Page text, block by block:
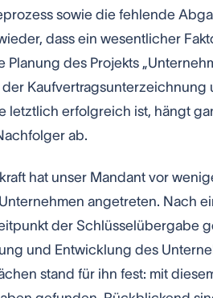
sowie die fehlende
dass ein wesentlicher
Planung des Projekts
letztlich erfolgreich ist, hängt
ab.
hat unser Mandant vor
angetreten. Nach
der Schlüsselübergabe
und Entwicklung des
stand für ihn fest: mit